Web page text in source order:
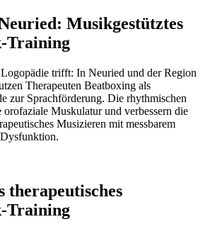
Musikgestütztes
Training
trifft: In Neuried und der Region
Therapeuten Beatboxing als
zur Sprachförderung. Die rhythmischen
Muskulatur und verbessern die
Musizieren mit messbarem
therapeutisches
Training